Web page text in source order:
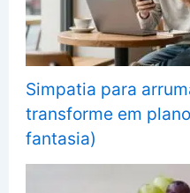
Simpatia para
transforme em
fantasia)